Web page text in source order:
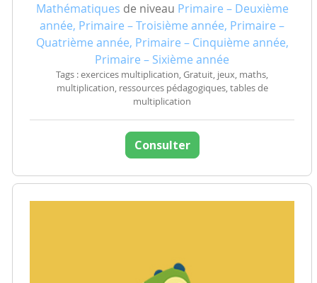
Mathématiques de niveau Primaire – Deuxième
année, Primaire – Troisième année, Primaire –
Quatrième année, Primaire – Cinquième année,
Primaire – Sixième année
Tags : exercices multiplication, Gratuit, jeux, maths,
multiplication, ressources pédagogiques, tables de
multiplication
Consulter